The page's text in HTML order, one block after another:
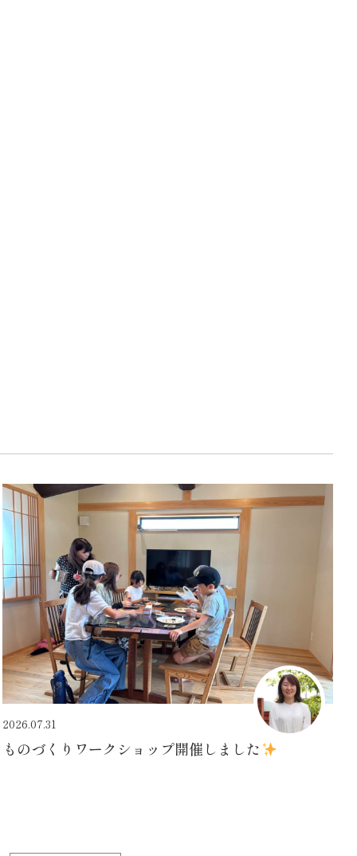
2026.07.31
ものづくりワークショップ開催しました